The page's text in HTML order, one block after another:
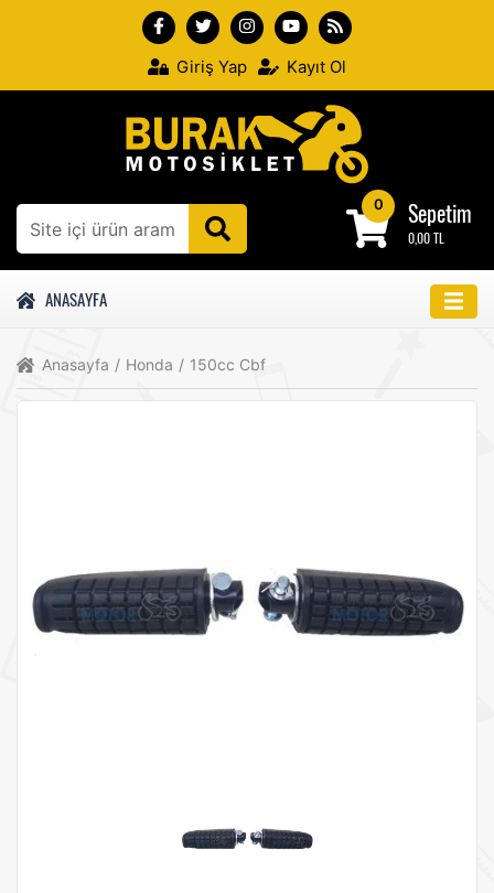
Giriş Yap Kayıt Ol
0 Sepetim
0,00 TL
ANASAYFA
Anasayfa / Honda / 150cc Cbf